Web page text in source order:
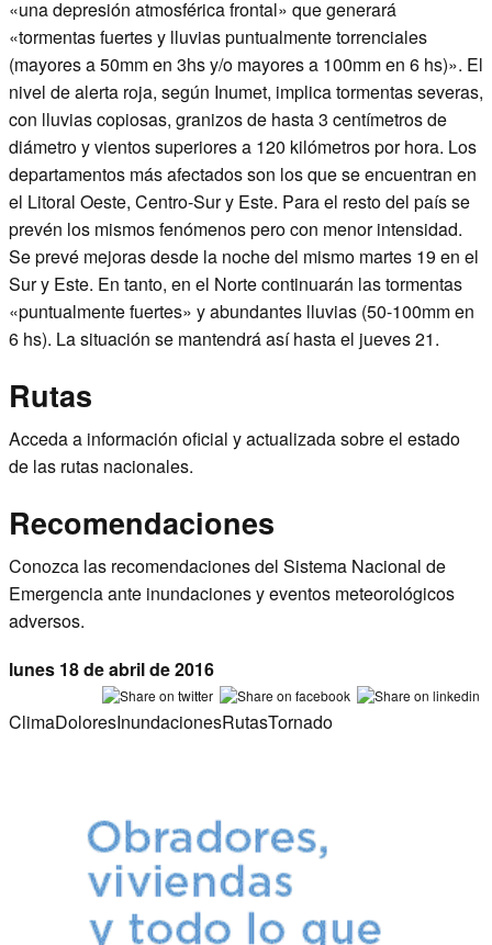
«una depresión atmosférica frontal» que generará
«tormentas fuertes y lluvias puntualmente torrenciales
(mayores a 50mm en 3hs y/o mayores a 100mm en 6 hs)». El
nivel de alerta roja, según Inumet, implica tormentas severas,
con lluvias copiosas, granizos de hasta 3 centímetros de
diámetro y vientos superiores a 120 kilómetros por hora. Los
departamentos más afectados son los que se encuentran en
el Litoral Oeste, Centro-Sur y Este. Para el resto del país se
prevén los mismos fenómenos pero con menor intensidad.
Se prevé mejoras desde la noche del mismo martes 19 en el
Sur y Este. En tanto, en el Norte continuarán las tormentas
«puntualmente fuertes» y abundantes lluvias (50-100mm en
6 hs). La situación se mantendrá así hasta el jueves 21.
Rutas
Acceda a información oficial y actualizada sobre el estado
de las rutas nacionales.
Recomendaciones
Conozca las recomendaciones del Sistema Nacional de
Emergencia ante inundacionesyeventos meteorológicos
adversos.
lunes 18 de abril de 2016
ClimaDoloresInundacionesRutasTornado